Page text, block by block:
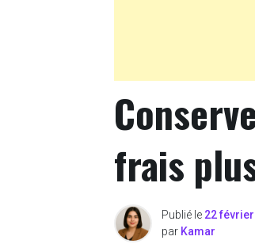
frais
Publié le 22
par Kamar